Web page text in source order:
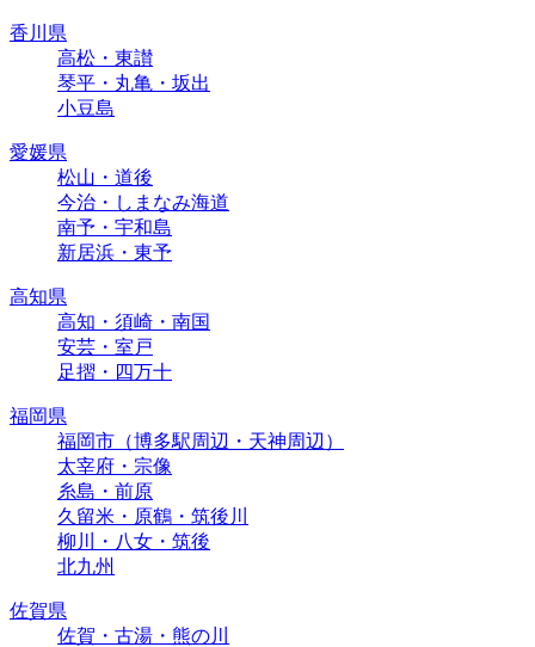
香川県
高松・東讃
琴平・丸亀・坂出
小豆島
愛媛県
松山・道後
今治・しまなみ海道
南予・宇和島
新居浜・東予
高知県
高知・須崎・南国
安芸・室戸
足摺・四万十
福岡県
福岡市（博多駅周辺・天神周辺）
太宰府・宗像
糸島・前原
久留米・原鶴・筑後川
柳川・八女・筑後
北九州
佐賀県
佐賀・古湯・熊の川